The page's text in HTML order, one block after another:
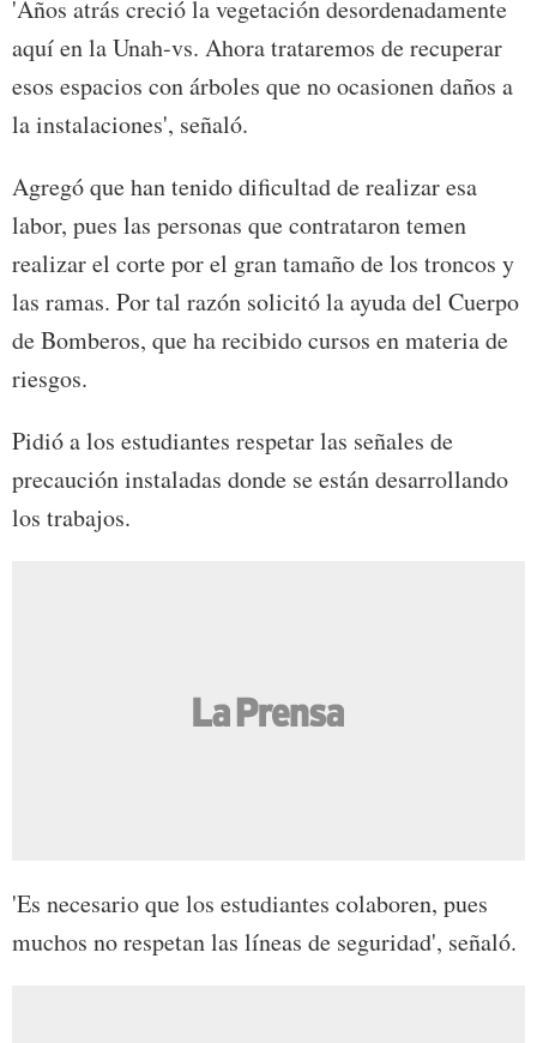
'Años atrás creció la vegetación desordenadamente
aquí en la Unah-vs. Ahora trataremos de recuperar
esos espacios con árboles que no ocasionen daños a
la instalaciones', señaló.
Agregó que han tenido dificultad de realizar esa
labor, pues las personas que contrataron temen
realizar el corte por el gran tamaño de los troncos y
las ramas. Por tal razón solicitó la ayuda del Cuerpo
de Bomberos, que ha recibido cursos en materia de
riesgos.
Pidió a los estudiantes respetar las señales de
precaución instaladas donde se están desarrollando
los trabajos.
'Es necesario que los estudiantes colaboren, pues
muchos no respetan las líneas de seguridad', señaló.